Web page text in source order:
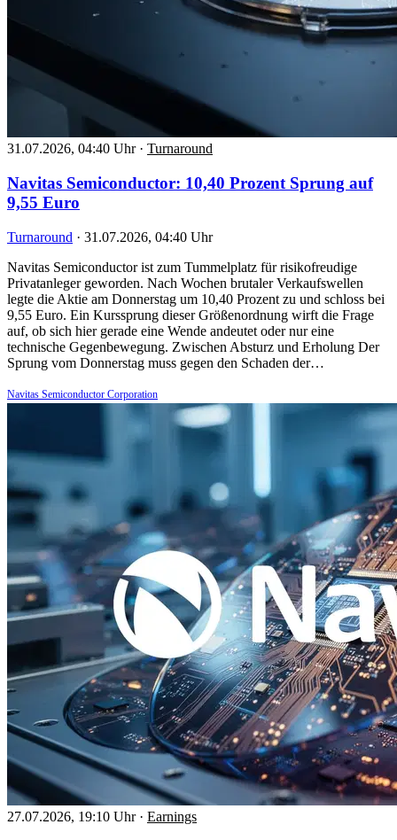
31.07.2026, 04:40 Uhr · Turnaround
Navitas Semiconductor: 10,40 Prozent Sprung auf
9,55 Euro
Turnaround · 31.07.2026, 04:40 Uhr
Navitas Semiconductor ist zum Tummelplatz für risikofreudige
Privatanleger geworden. Nach Wochen brutaler Verkaufswellen
legte die Aktie am Donnerstag um 10,40 Prozent zu und schloss bei
9,55 Euro. Ein Kurssprung dieser Größenordnung wirft die Frage
auf, ob sich hier gerade eine Wende andeutet oder nur eine
technische Gegenbewegung. Zwischen Absturz und Erholung Der
Sprung vom Donnerstag muss gegen den Schaden der…
Navitas Semiconductor Corporation
27.07.2026, 19:10 Uhr · Earnings